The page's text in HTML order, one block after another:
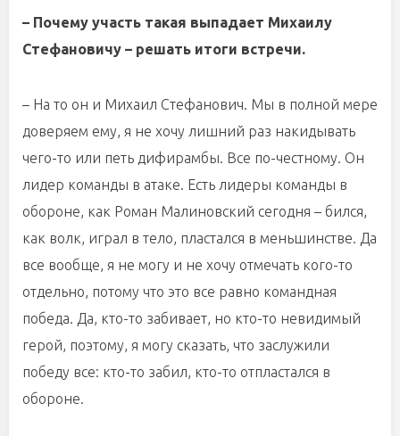
– Почему участь такая выпадает Михаилу
Стефановичу – решать итоги встречи.
– На то он и Михаил Стефанович. Мы в полной мере
доверяем ему, я не хочу лишний раз накидывать
чего-то или петь дифирамбы. Все по-честному. Он
лидер команды в атаке. Есть лидеры команды в
обороне, как Роман Малиновский сегодня – бился,
как волк, играл в тело, пластался в меньшинстве. Да
все вообще, я не могу и не хочу отмечать кого-то
отдельно, потому что это все равно командная
победа. Да, кто-то забивает, но кто-то невидимый
герой, поэтому, я могу сказать, что заслужили
победу все: кто-то забил, кто-то отпластался в
обороне.